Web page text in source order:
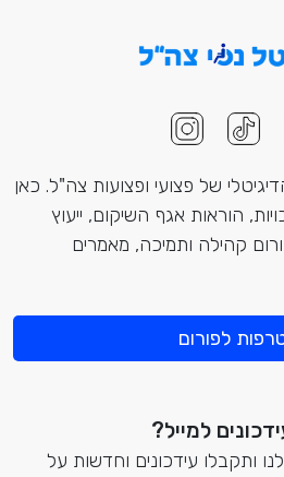
של פצועי ופצועות צה"ל. כאן
הוראות אגף השיקום, ייעוץ
קהילה ותמיכה, מאמרים
לפורום
למייל?
ותקבלו עידכונים וחדשות על